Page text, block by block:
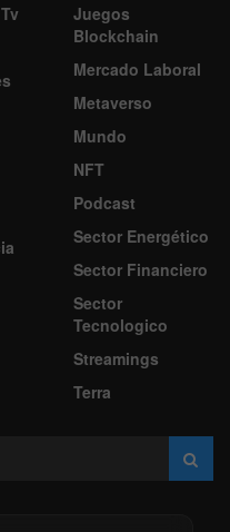
Juegos
Blockchain
Mercado Laboral
Metaverso
Mundo
NFT
Podcast
Sector Energético
Sector Financiero
Sector
Tecnologico
Streamings
Terra